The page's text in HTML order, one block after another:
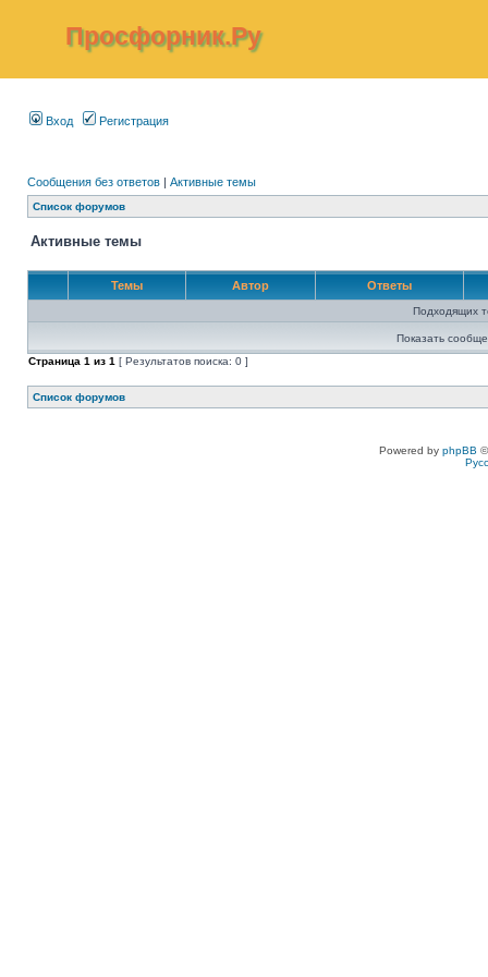
Просфорник.Ру
Вход Регистрация
Сообщения без ответов | Активные темы
Список форумов
Активные темы
Темы Автор Ответы
Подходящих
Показать
Страница 1 из 1 [ Результатов поиска: 0 ]
Список форумов
Powered by phpBB